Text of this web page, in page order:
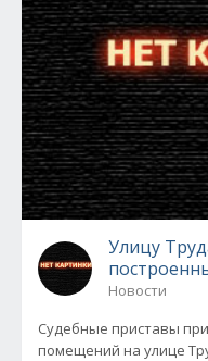
Улицу
Новости
Судебные приставы
помещений на улице